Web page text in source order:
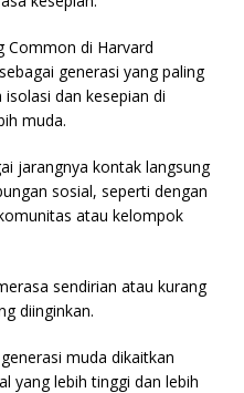
Common di Harvard
generasi yang paling
dan kesepian di
muda.
jarangnya kontak langsung
sosial, seperti dengan
atau kelompok
sendirian atau kurang
diinginkan.
muda dikaitkan
yang lebih tinggi dan lebih